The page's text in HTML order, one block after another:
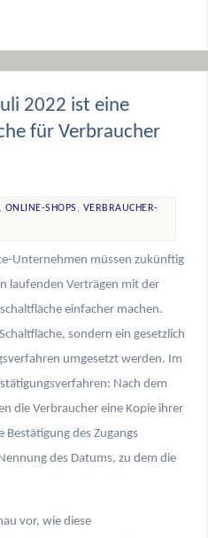
2022 ist eine
für Verbraucher
ONLINE-SHOPS , VERBRAUCHER-
Unternehmen müssen zukünftig
laufenden Verträgen mit der
einfacher machen.
sondern ein gesetzlich
umgesetzt werden. Im
Nach dem
die Verbraucher eine Kopie ihrer
Bestätigung des Zugangs
des Datums, zu dem die
vor, wie diese